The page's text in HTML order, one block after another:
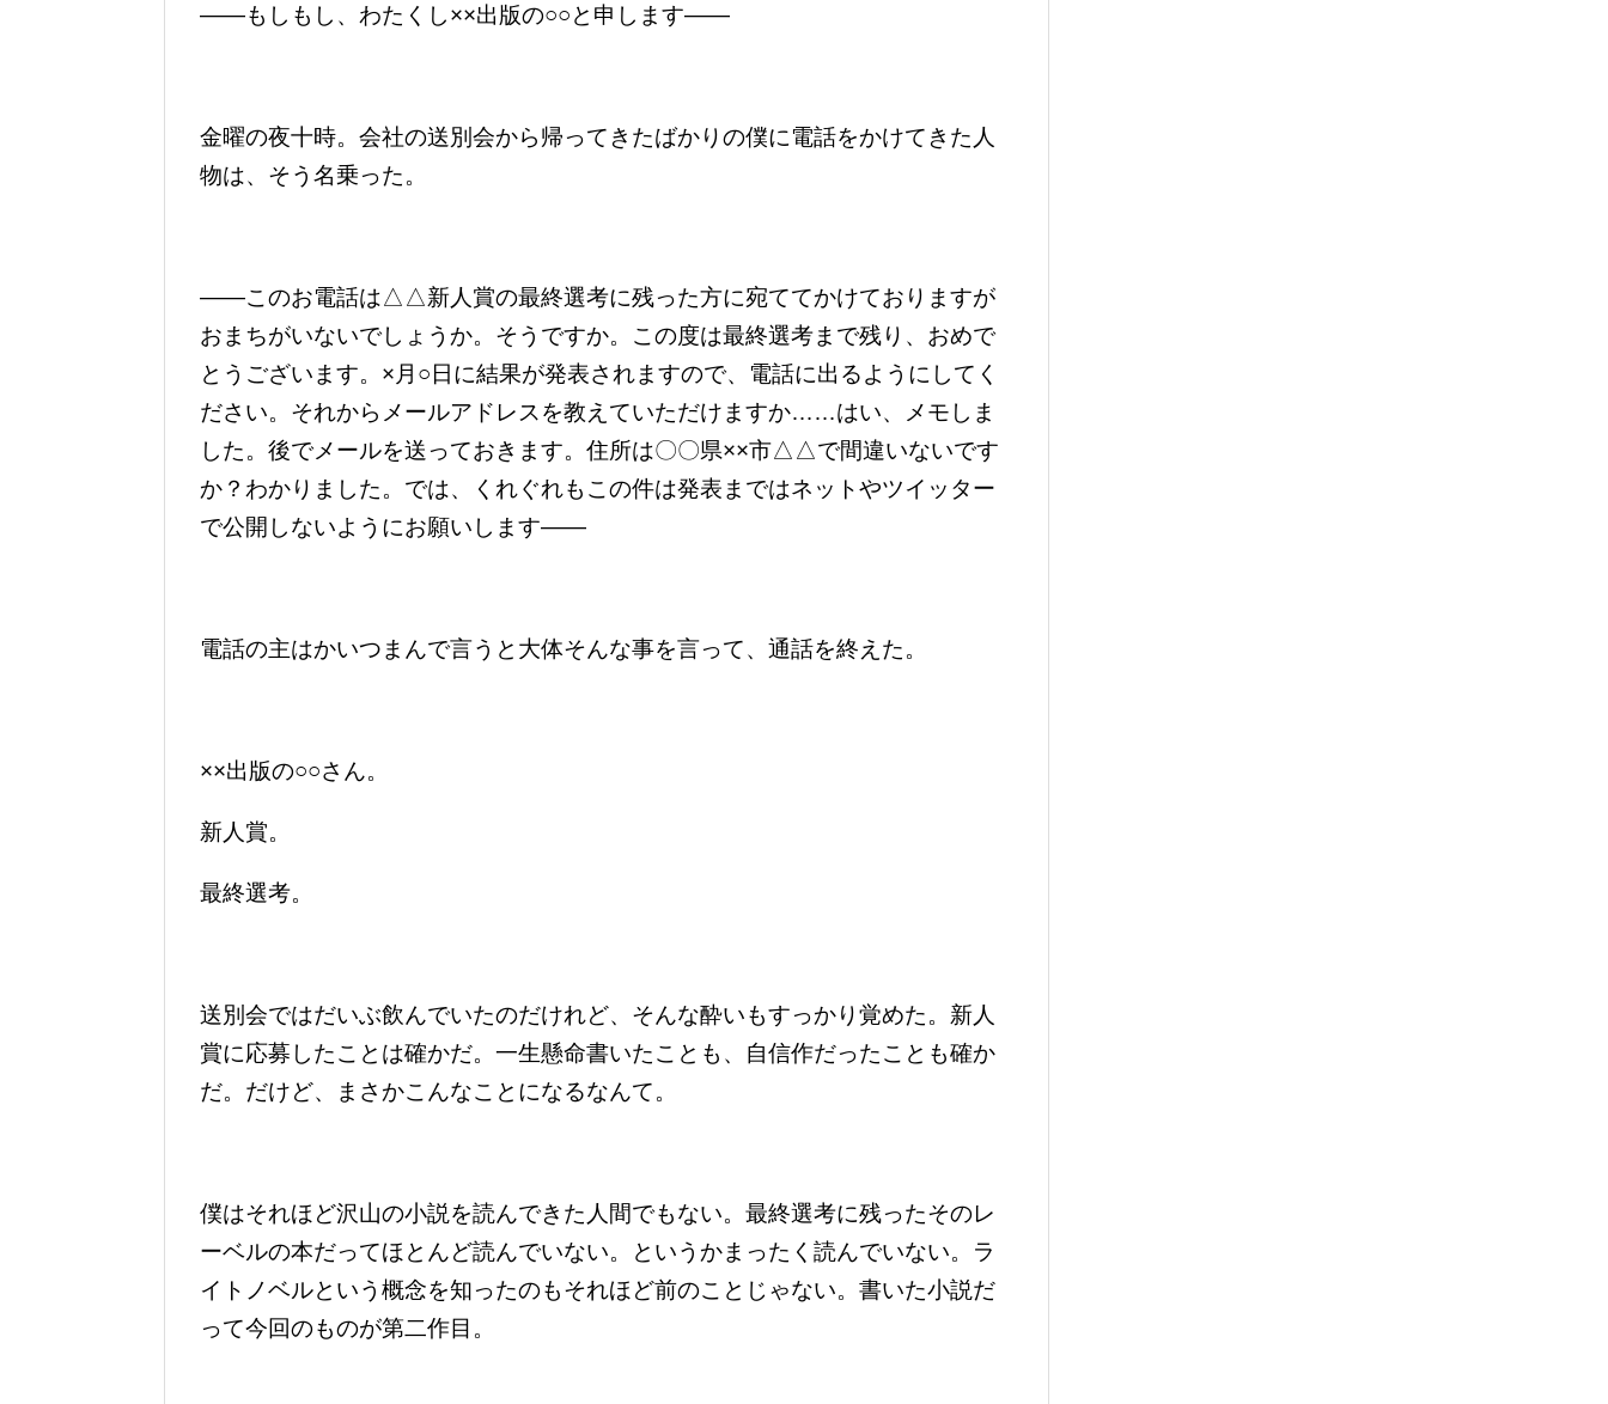
――もしもし、わたくし××出版の○○と申します――
金曜の夜十時。会社の送別会から帰ってきたばかりの僕に電話をかけてきた人
物は、そう名乗った。
――このお電話は△△新人賞の最終選考に残った方に宛ててかけておりますが
おまちがいないでしょうか。そうですか。この度は最終選考まで残り、おめで
とうございます。×月○日に結果が発表されますので、電話に出るようにしてく
ださい。それからメールアドレスを教えていただけますか……はい、メモしま
した。後でメールを送っておきます。住所は〇〇県××市△△で間違いないです
か？わかりました。では、くれぐれもこの件は発表まではネットやツイッター
で公開しないようにお願いします――
電話の主はかいつまんで言うと大体そんな事を言って、通話を終えた。
××出版の○○さん。
新人賞。
最終選考。
送別会ではだいぶ飲んでいたのだけれど、そんな酔いもすっかり覚めた。新人
賞に応募したことは確かだ。一生懸命書いたことも、自信作だったことも確か
だ。だけど、まさかこんなことになるなんて。
僕はそれほど沢山の小説を読んできた人間でもない。最終選考に残ったそのレ
ーベルの本だってほとんど読んでいない。というかまったく読んでいない。ラ
イトノベルという概念を知ったのもそれほど前のことじゃない。書いた小説だ
って今回のものが第二作目。